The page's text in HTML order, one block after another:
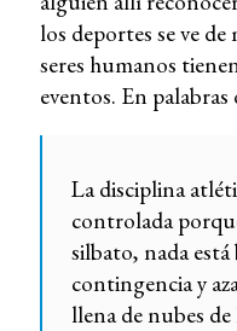
los deportes se ve
seres humanos
eventos. En palabras
La disciplina
controlada
silbato, nada
contingencia y
llena de nubes